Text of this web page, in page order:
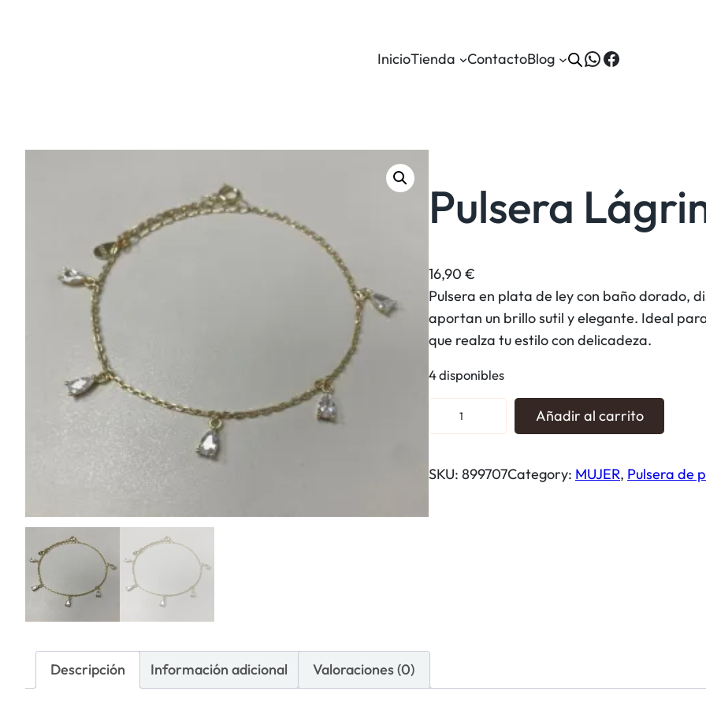
InicioTienda ContactoBlog WhatsApp
Facebook
Pulsera
16,90 €
Pulsera en plata de ley con baño dorado,
aportan un brillo sutil y elegante. Ideal
que realza tu estilo con delicadeza.
4 disponibles
u
s
r
i
a
Añadir al carrito
SKU: 899707Category: MUJER, Pulsera de
Descripción Información adicional Valoraciones (0)